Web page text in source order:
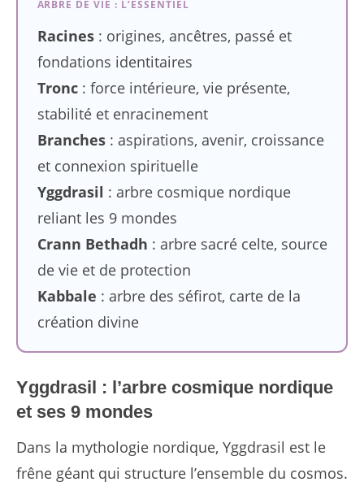
ARBRE DE VIE : L’ESSENTIEL
Racines: origines, ancêtres, passé et
fondations identitaires
Tronc: force intérieure, vie présente,
stabilité et enracinement
Branches: aspirations, avenir, croissance
et connexion spirituelle
Yggdrasil : arbre cosmique nordique
reliant les 9 mondes
Crann Bethadh : arbre sacré celte, source
de vie et de protection
Kabbale : arbre des séfirot, carte de la
création divine
Yggdrasil : l’arbre cosmique nordique
et ses 9 mondes
Dans la mythologie nordique, Yggdrasil est le
frêne géant qui structure l’ensemble du cosmos.